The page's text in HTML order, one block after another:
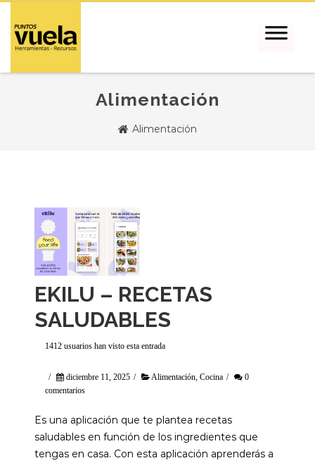
Alimentación
Alimentación
EKILU – RECETAS
SALUDABLES
1412 usuarios han visto esta entrada
/ diciembre 11, 2025 / Alimentación Cocina /
0
comentarios
Es una aplicación que te plantea recetas
saludables en función de los ingredientes que
tengas en casa. Con esta aplicación aprenderás a